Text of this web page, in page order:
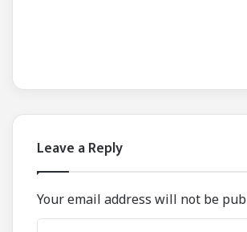
Leave a Reply
Your email address will not be